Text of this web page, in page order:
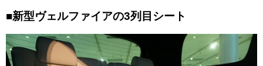
■新型ヴェルファイアの3列目シート